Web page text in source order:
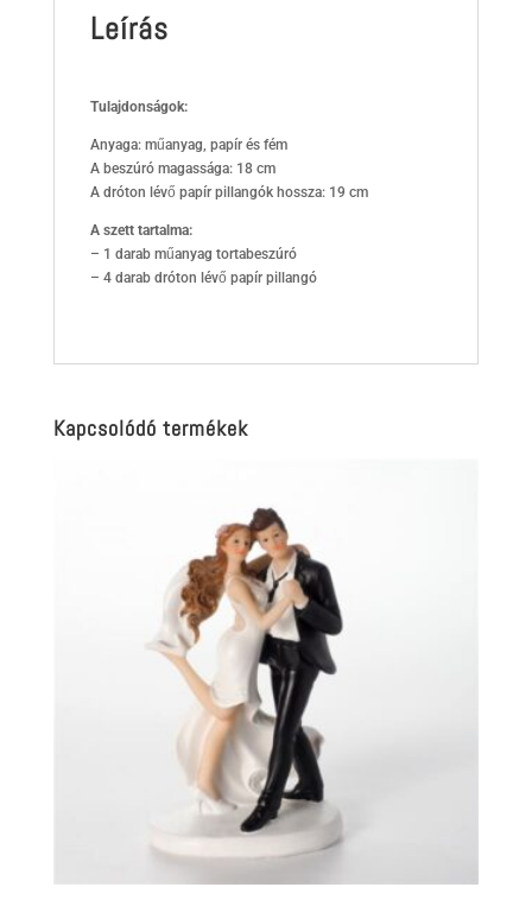
Leírás
Tulajdonságok:
Anyaga: műanyag, papír és fém
A beszúró magassága: 18 cm
A dróton lévő papír pillangók hossza: 19 cm
A szett tartalma:
– 1 darab műanyag tortabeszúró
– 4 darab dróton lévő papír pillangó
Kapcsolódó termékek